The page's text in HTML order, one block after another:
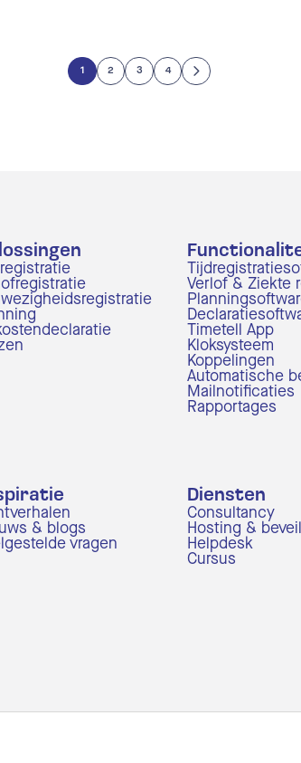
1 2 3 4
Verlof & Ziekte
Timetell App
Kloksysteem
Koppelingen
Automatische
Mailnotificaties
Rapportages
& blogs
vragen
Diensten
Consultancy
Hosting &
Helpdesk
Cursus